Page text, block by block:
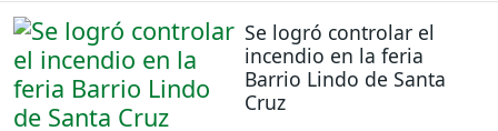
Se logró controlar el
incendio en la feria
Barrio Lindo de Santa
Cruz